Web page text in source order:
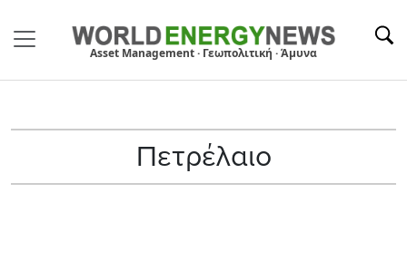
Asset Management · Γεωπολιτική · Άμυνα
Πετρέλαιο